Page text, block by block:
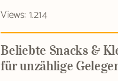
Views: 1.214
Beliebte Snacks &
für unzählige